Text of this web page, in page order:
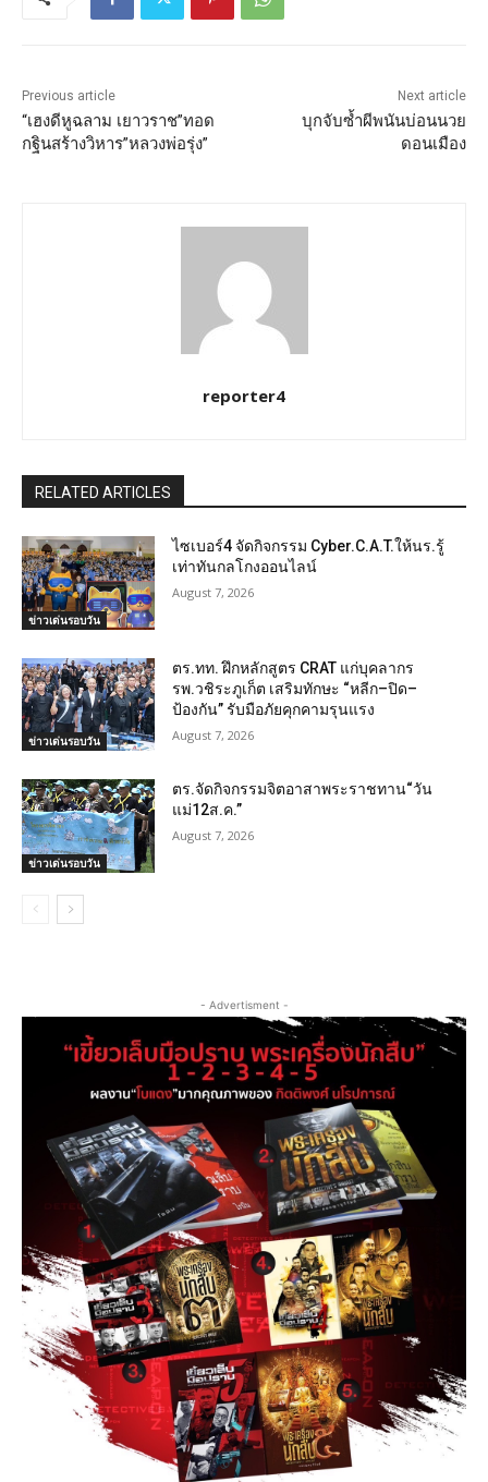
Previous article
“เฮงดีหูฉลาม เยาวราช”ทอด
กฐินสร้างวิหาร”หลวงพ่อรุ่ง”
Next article
บุกจับซ้ำผีพนันบ่อนนวย
ดอนเมือง
reporter4
RELATED ARTICLES
ข่าวเด่นรอบวัน
ไซเบอร์4 จัดกิจกรรม Cyber.C.A.T.ให้นร.รู้
เท่าทันกลโกงออนไลน์
August 7, 2026
ข่าวเด่นรอบวัน
ตร.ทท. ฝึกหลักสูตร CRAT แก่บุคลากร
รพ.วชิระภูเก็ต เสริมทักษะ “หลีก–ปิด–
ป้องกัน” รับมือภัยคุกคามรุนแรง
August 7, 2026
ข่าวเด่นรอบวัน
ตร.จัดกิจกรรมจิตอาสาพระราชทาน“วัน
แม่12ส.ค.”
August 7, 2026
- Advertisment -